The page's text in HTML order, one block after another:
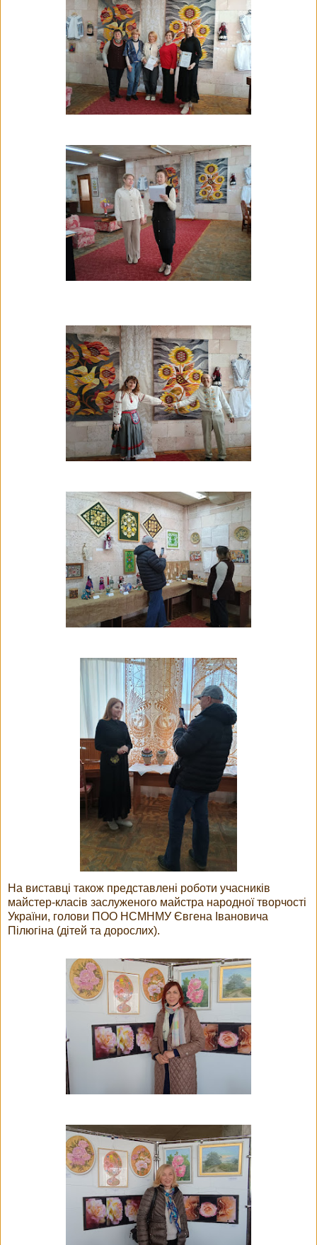
На виставці також представлені роботи учасників
майстер-класів заслуженого майстра народної творчості
України, голови ПОО НСМНМУ Євгена Івановича
Пілюгіна (дітей та дорослих).